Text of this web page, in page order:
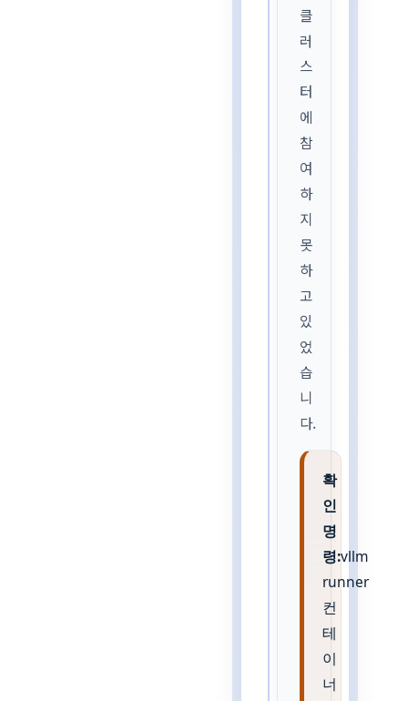
클
러
스
터
에
참
여
하
지
못
하
고
있
었
습
니
다.
확
인
명
령:vllm
runner
컨
테
이
너